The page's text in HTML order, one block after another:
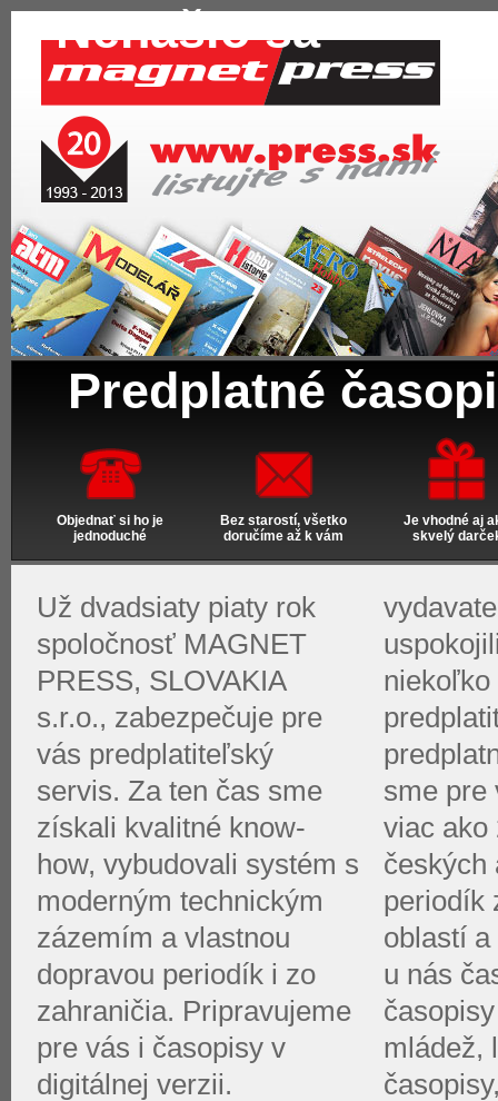
Predplatné
Objednať si ho je
jednoduché
Bez starostí, všetko
doručíme až k vám
Je vhodné aj
skvelý
Už dvadsiaty piaty rok
spoločnosť MAGNET
PRESS, SLOVAKIA
s.r.o., zabezpečuje pre
vás predplatiteľský
servis. Za ten čas sme
získali kvalitné know-
how, vybudovali systém s
moderným technickým
zázemím a vlastnou
dopravou periodík i zo
zahraničia. Pripravujeme
pre vás i časopisy v
digitálnej verzii.
sme pre
viac ako
českých
periodík
oblastí a
u nás
mládež,
Nenašlo sa